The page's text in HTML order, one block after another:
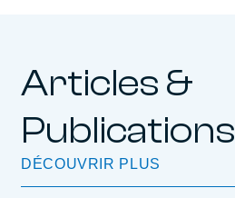
Articles &
Publications
DÉCOUVRIR PLUS